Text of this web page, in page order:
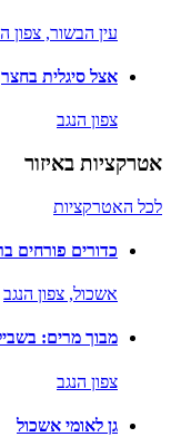
עין הבשור, צפון
אצל סיגלית בחצר
צפון הנגב
אטרקציות באיזור
לכל האטרקציות
כדורים פורחים
אשכול, צפון הנגב
מבוך מרים:
צפון הנגב
גן לאומי אשכול